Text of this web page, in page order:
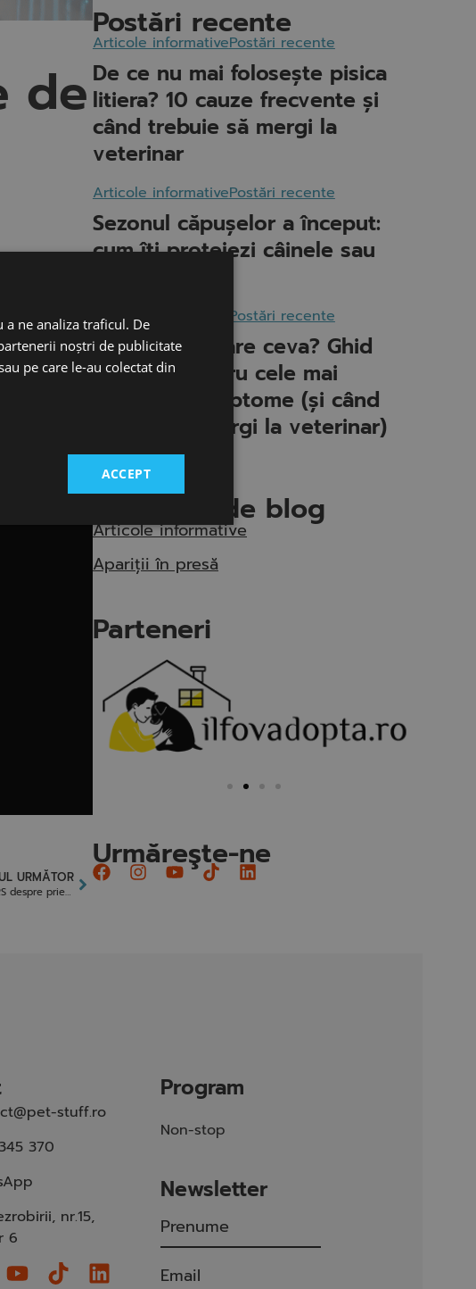
de
cu
vom
URMĂTOR
Dr. Alexandru Buzdea discută cu Tim și Cara la AntenaSTARS despre prietenii blanoși toamna
Postări recente
Articole informativePostări recente
De ce nu mai folosește pisica
litiera? 10 cauze frecvente și
când trebuie să mergi la
veterinar
Articole informativePostări recente
Sezonul căpușelor a început:
cum îți protejezi câinele sau
Articole informative Postări recente
Câinele meu are ceva? Ghid
complet pentru cele mai
frecvente simptome (și când
trebuie să mergi la veterinar)
Categorii de blog
Articole informative
Apariții în presă
Parteneri
Urmăreşte-ne
stuff.ro
370
nr.15,
6
Program
Non-stop
Newsletter
ne analiza traficul. De
noștri de publicitate
pe care le-au colectat din
ACCEPT